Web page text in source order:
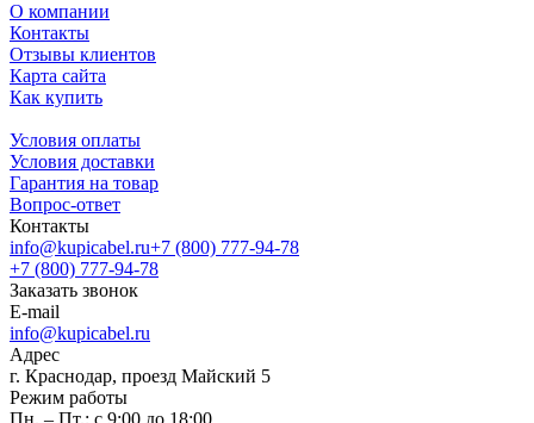
О компании
Контакты
Отзывы клиентов
Карта сайта
Как купить
Условия оплаты
Условия доставки
Гарантия на товар
Вопрос-ответ
Контакты
info@kupicabel.ru+7 (800) 777-94-78
+7 (800) 777-94-78
Заказать звонок
E-mail
info@kupicabel.ru
Адрес
г. Краснодар, проезд Майский 5
Режим работы
Пн. – Пт.: с 9:00 до 18:00